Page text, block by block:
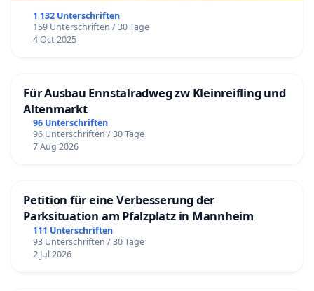
1 132 Unterschriften
159 Unterschriften / 30 Tage
4 Oct 2025
Für Ausbau Ennstalradweg zw Kleinreifling und
Altenmarkt
96 Unterschriften
96 Unterschriften / 30 Tage
7 Aug 2026
Petition für eine Verbesserung der
Parksituation am Pfalzplatz in Mannheim
111 Unterschriften
93 Unterschriften / 30 Tage
2 Jul 2026